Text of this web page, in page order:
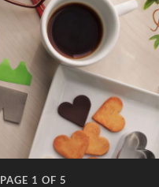
PAGE 1 OF 5